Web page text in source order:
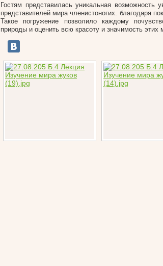
Гостям представилась уникальная возможность
представителей мира членистоногих. благодаря
Такое погружение позволило каждому
природы и оценить всю красоту и значимость этих